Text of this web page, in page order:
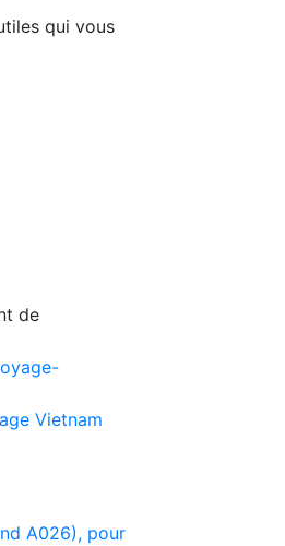
qui vous
de
Vietnam
A026), pour